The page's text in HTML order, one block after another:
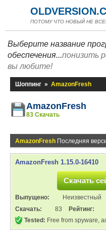
ПОТОМУ ЧТО НОВЫЙ НЕ
Выберите название
обеспечения...понизить
вы любите!
Шоппинг » AmazonFresh
AmazonFresh
83 Скачать
AmazonFresh Последняя
AmazonFresh 1.15.0-16410
Скачать
Выпущено: Неизвестный
Скачать:
83
Рейтинг:
Tested: Free from spyware,